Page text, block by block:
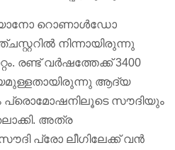
റൊണാൾഡോ
നിന്നായിരുന്നു
രണ്ട് വർഷത്തേക്ക് 3400
ആദ്യ
പ്രൊമോഷനിലൂടെ സൗദിയും
അത്ര
പ്രോ ലീഗിലേക്ക് വൻ